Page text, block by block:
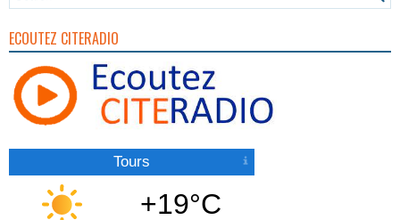
ECOUTEZ CITERADIO
Tours
+19°C